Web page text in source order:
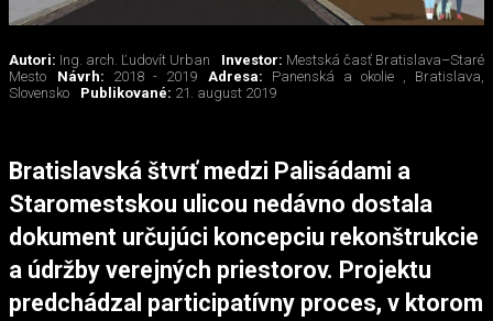
Autori: Ing. arch. Ľudovít Urban Investor: Mestská časť Bratislava–Staré
Mesto
Návrh: 2018 - 2019 Adresa: Panenská a okolie , Bratislava,
Slovensko
Publikované: 21. august 2019
Bratislavská štvrť medzi Palisádami a
Staromestskou ulicou nedávno dostala
dokument určujúci koncepciu rekonštrukcie
a údržby verejných priestorov. Projektu
predchádzal participatívny proces, v ktorom